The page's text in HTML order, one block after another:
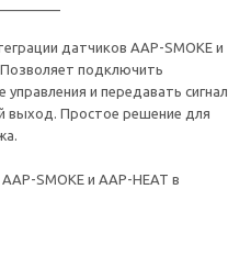
датчиков AAP-SMOKE и
Позволяет подключить
и передавать сигнал
выход. Простое решение для
SMOKE и AAP-HEAT в